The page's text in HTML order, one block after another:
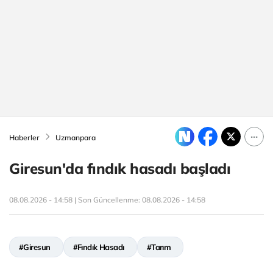
Haberler Uzmanpara
Giresun'da fındık hasadı başladı
08.08.2026 - 14:58 | Son Güncellenme: 08.08.2026 - 14:58
#Giresun #Fındık Hasadı #Tarım